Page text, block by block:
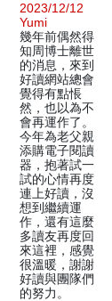
2023/12/12
Yumi
幾年前偶然得
知周博士離世
的消息，來到
好讀網站總會
覺得有點悵
然，也以為不
會再運作了。
今年為老父親
添購電子閱讀
器，抱著試一
試的心情再度
連上好讀，沒
想到繼續運
作，還有這麼
多讀友再度回
來這裡，感覺
很溫暖，謝謝
好讀與團隊們
的努力。